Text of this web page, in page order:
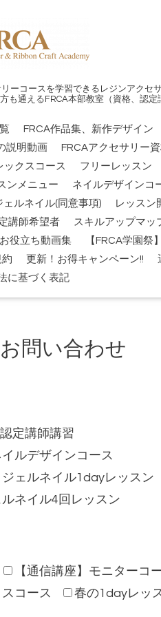
ーコースを学習できるレジンアクセ
通えるFRCA本部教室（資格、認定
FRCA作品集、新作デザイン
説明動画
FRCAアクセサリー
ックスコース フリーレッスン
ンメニュー
ネイルデザインコ
ェルネイル(同意事項) レッスン
講師希望者 スキルアップマッ
お役立ち動画集
【FRCA学園祭
約 更新！お得キャンペーン!!
に基づく表記
問い合わせ
認定講師講習
ルデザインコース
ジェルネイル1dayレッスン
ルネイル4回レッスン
【通信講座】モニターコ
コース 春の1dayレッ